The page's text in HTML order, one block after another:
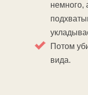
немного,
Потом
вида.